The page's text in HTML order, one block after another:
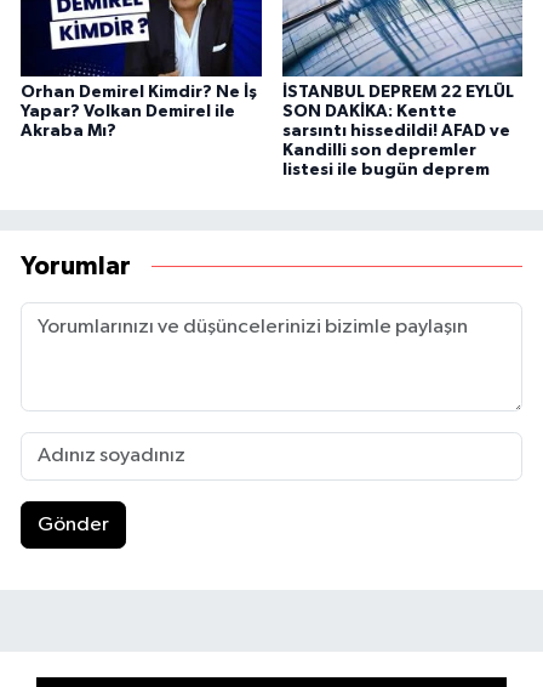
Orhan Demirel Kimdir? Ne İş
Yapar? Volkan Demirel ile
Akraba Mı?
İSTANBUL DEPREM 22 EYLÜL
SON DAKİKA: Kentte
sarsıntı hissedildi! AFAD ve
Kandilli son depremler
listesi ile bugün deprem
Yorumlar
Gönder